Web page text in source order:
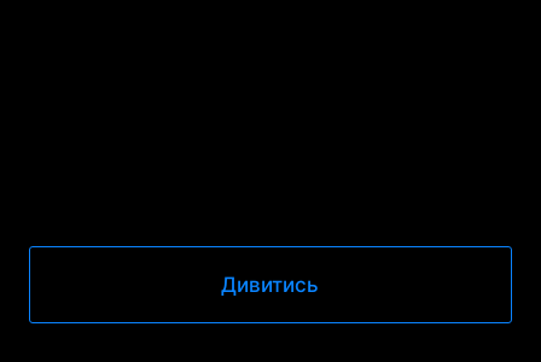
Дивитись